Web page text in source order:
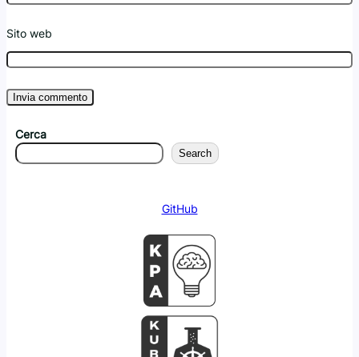
Sito web
Cerca
Search
GitHub